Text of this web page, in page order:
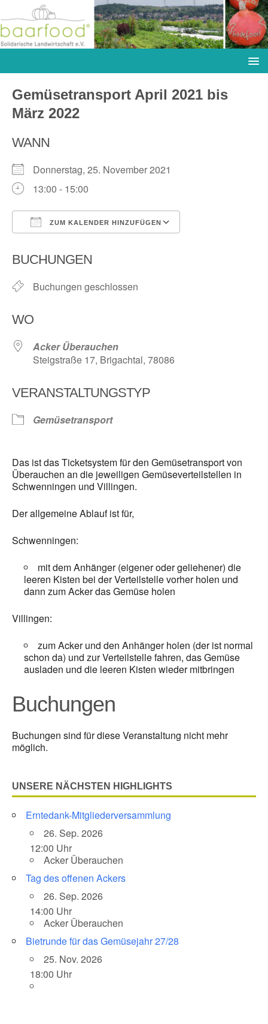
Gemüsetransport April 2021 bis
März 2022
WANN
Donnerstag, 25. November 2021
13:00 - 15:00
ZUM KALENDER HINZUFÜGEN
BUCHUNGEN
Buchungen geschlossen
WO
Acker Überauchen
Steigstraße 17, Brigachtal, 78086
VERANSTALTUNGSTYP
Gemüsetransport
Das ist das Ticketsystem für den Gemüsetransport von
Überauchen an die jeweiligen Gemüseverteilstellen in
Schwenningen und Villingen.
Der allgemeine Ablauf ist für,
Schwenningen:
mit dem Anhänger (eigener oder geliehener) die
leeren Kisten bei der Verteilstelle vorher holen und
dann zum Acker das Gemüse holen
Villingen:
zum Acker und den Anhänger holen (der ist normal
schon da) und zur Verteilstelle fahren, das Gemüse
ausladen und die leeren Kisten wieder mitbringen
Buchungen
Buchungen sind für diese Veranstaltung nicht mehr
möglich.
UNSERE NÄCHSTEN HIGHLIGHTS
Erntedank-Mitgliederversammlung
26. Sep. 2026
12:00 Uhr
Acker Überauchen
Tag des offenen Ackers
26. Sep. 2026
14:00 Uhr
Acker Überauchen
Bietrunde für das Gemüsejahr 27/28
25. Nov. 2026
18:00 Uhr